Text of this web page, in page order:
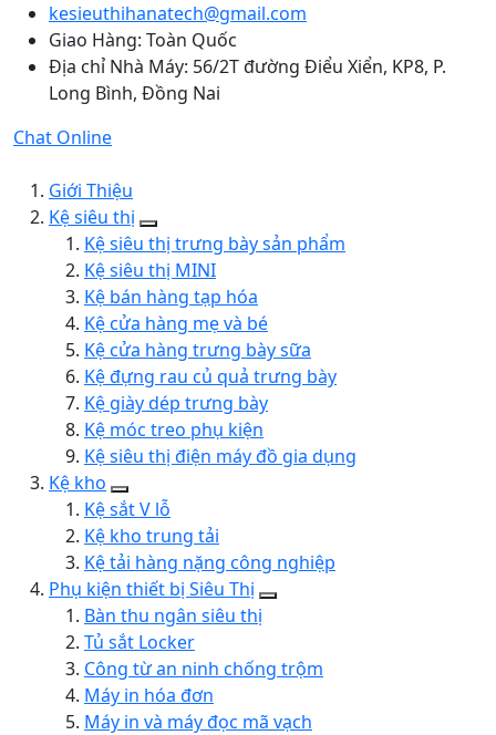
kesieuthihanatech@gmail.com
Giao Hàng: Toàn Quốc
Địa chỉ Nhà Máy: 56/2T đường Điểu Xiển, KP8, P.
Long Bình, Đồng Nai
Chat Online
Giới Thiệu
Kệ siêu thị
Kệ siêu thị trưng bày sản phẩm
Kệ siêu thị MINI
Kệ bán hàng tạp hóa
Kệ cửa hàng mẹ và bé
Kệ cửa hàng trưng bày sữa
Kệ đựng rau củ quả trưng bày
Kệ giày dép trưng bày
Kệ móc treo phụ kiện
Kệ siêu thị điện máy đồ gia dụng
Kệ kho
Kệ sắt V lỗ
Kệ kho trung tải
Kệ tải hàng nặng công nghiệp
Phụ kiện thiết bị Siêu Thị
Bàn thu ngân siêu thị
Tủ sắt Locker
Công từ an ninh chống trộm
Máy in hóa đơn
Máy in và máy đọc mã vạch